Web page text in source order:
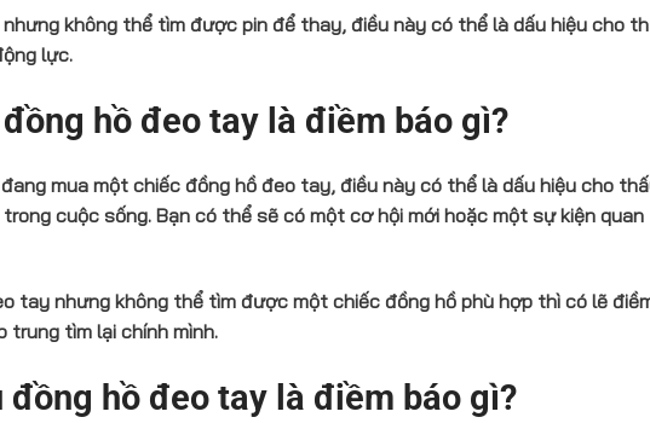
không thể tìm được pin để thay, điều này có thể là dấu hiệu cho
lực.
hồ đeo tay là điềm báo gì?
mua một chiếc đồng hồ đeo tay, điều này có thể là dấu hiệu cho
cuộc sống. Bạn có thể sẽ có một cơ hội mới hoặc một sự kiện quan
tay nhưng không thể tìm được một chiếc đồng hồ phù hợp thì có lẽ
trung tìm lại chính mình.
hồ đeo tay là điềm báo gì?